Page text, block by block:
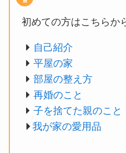
初めての方はこちらか
自己紹介
平屋の家
部屋の整え方
再婚のこと
子を捨てた親のこと
我が家の愛用品